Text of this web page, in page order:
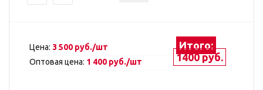
Цена: 3 500 руб./шт
Оптовая цена: 1 400 руб./шт
Итого:
1400 руб.